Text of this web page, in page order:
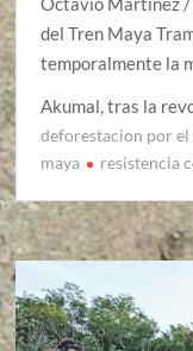
del Tren Maya
temporalmente la
Akumal, tras la
deforestacion por el
maya
resistencia